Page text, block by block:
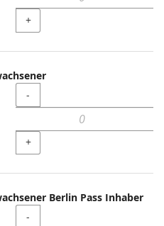
+
Menge
-
+
Berlin Pass Inhaber
Menge
-